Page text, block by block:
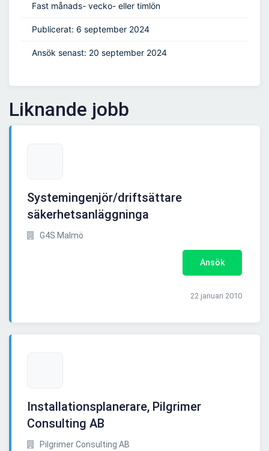
Fast månads- vecko- eller timlön
Publicerat: 6 september 2024
Ansök senast: 20 september 2024
Liknande jobb
Systemingenjör/driftsättare
säkerhetsanläggninga
G4S Malmö
Ansök
22 januari 2010
Installationsplanerare, Pilgrimer
Consulting AB
Pilgrimer Consulting AB